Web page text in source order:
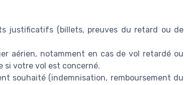
justificatifs (billets, preuves du retard ou de
aérien, notamment en cas de vol retardé ou
si votre vol est concerné.
souhaité (indemnisation, remboursement du